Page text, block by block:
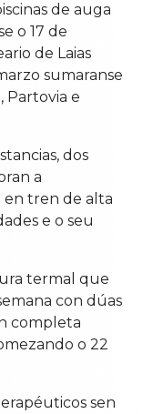
de auga
o 17 de
de Laias
sumaranse
Partovia e
dos
a
en tren de alta
e o seu
termal que
con dúas
completa
o 22
sen